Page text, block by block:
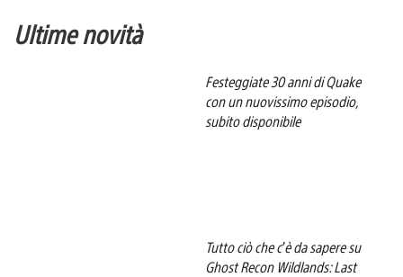
Ultime novità
Festeggiate 30 anni di Quake
con un nuovissimo episodio,
subito disponibile
Tutto ciò che c’è da sapere su
Ghost Recon Wildlands: Last